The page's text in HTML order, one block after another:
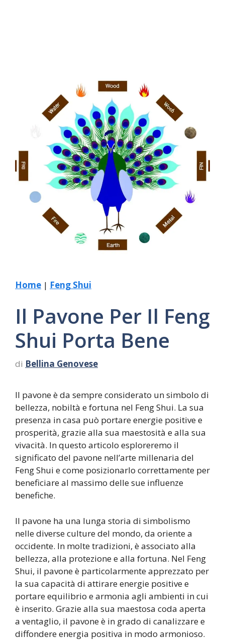
Home | Feng Shui
Il Pavone Per Il Feng
Shui Porta Bene
di Bellina Genovese
Il pavone è da sempre considerato un simbolo di
bellezza, nobiltà e fortuna nel Feng Shui. La sua
presenza in casa può portare energie positive e
prosperità, grazie alla sua maestosità e alla sua
vivacità. In questo articolo esploreremo il
significato del pavone nell’arte millenaria del
Feng Shui e come posizionarlo correttamente per
beneficiare al massimo delle sue influenze
benefiche.
Il pavone ha una lunga storia di simbolismo
nelle diverse culture del mondo, da oriente a
occidente. In molte tradizioni, è associato alla
bellezza, alla protezione e alla fortuna. Nel Feng
Shui, il pavone è particolarmente apprezzato per
la sua capacità di attirare energie positive e
portare equilibrio e armonia agli ambienti in cui
è inserito. Grazie alla sua maestosa coda aperta
a ventaglio, il pavone è in grado di canalizzare e
diffondere energia positiva in modo armonioso.